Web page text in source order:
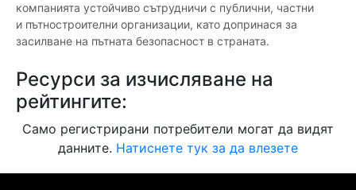
компанията устойчиво сътрудничи с публични, частни
и пътностроителни организации, като допринася за
засилване на пътната безопасност в страната.
Ресурси за изчисляване на
рейтингите:
Само регистрирани потребители могат да видят
данните. Натиснете тук за да влезете